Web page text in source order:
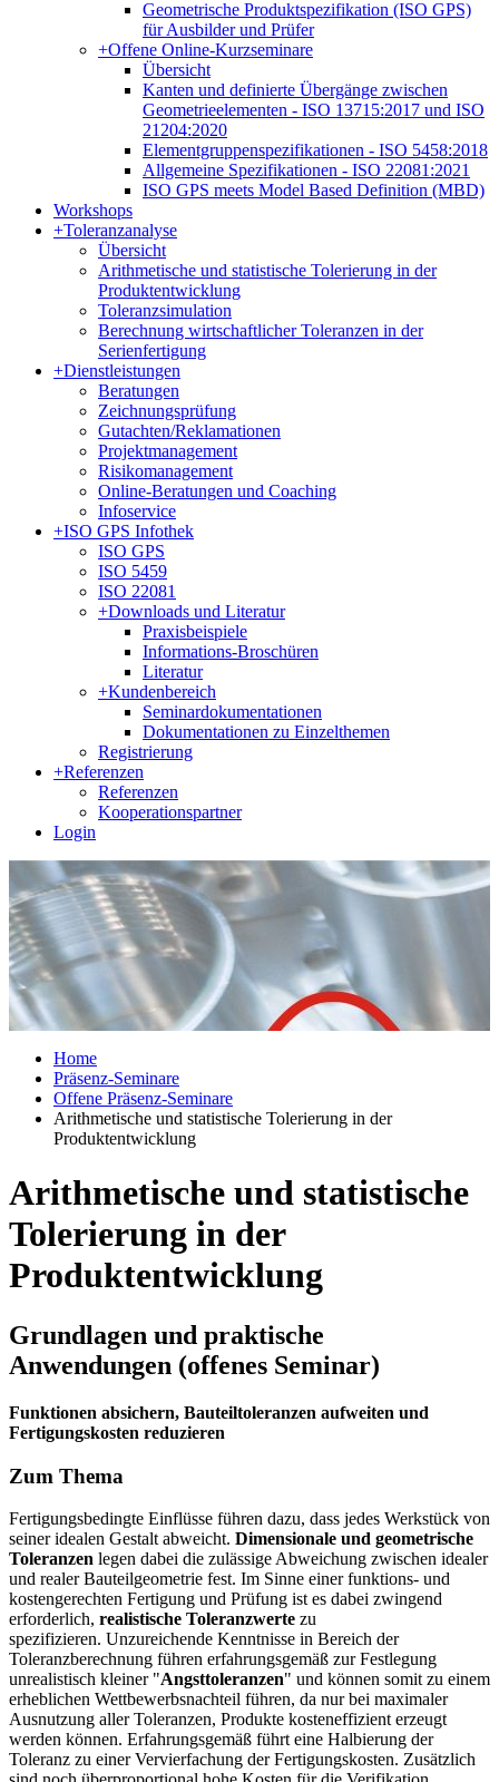
Geometrische Produktspezifikation (ISO GPS)
für Ausbilder und Prüfer
+Offene Online-Kurzseminare
Übersicht
Kanten und definierte Übergänge zwischen
Geometrieelementen - ISO 13715:2017 und ISO
21204:2020
Elementgruppenspezifikationen - ISO 5458:2018
Allgemeine Spezifikationen - ISO 22081:2021
ISO GPS meets Model Based Definition (MBD)
Workshops
+Toleranzanalyse
Übersicht
Arithmetische und statistische Tolerierung in der
Produktentwicklung
Toleranzsimulation
Berechnung wirtschaftlicher Toleranzen in der
Serienfertigung
+Dienstleistungen
Beratungen
Zeichnungsprüfung
Gutachten/Reklamationen
Projektmanagement
Risikomanagement
Online-Beratungen und Coaching
Infoservice
+ISO GPS Infothek
ISO GPS
ISO 5459
ISO 22081
+Downloads und Literatur
Praxisbeispiele
Informations-Broschüren
Literatur
+Kundenbereich
Seminardokumentationen
Dokumentationen zu Einzelthemen
Registrierung
+Referenzen
Referenzen
Kooperationspartner
Login
Home
Präsenz-Seminare
Offene Präsenz-Seminare
Arithmetische und statistische Tolerierung in der
Produktentwicklung
Arithmetische und statistische
Tolerierung in der
Produktentwicklung
Grundlagen und praktische
Anwendungen (offenes Seminar)
Funktionen absichern, Bauteiltoleranzen aufweiten und
Fertigungskosten reduzieren
Zum Thema
Fertigungsbedingte Einflüsse führen dazu, dass jedes Werkstück von
seiner idealen Gestalt abweicht. Dimensionale und geometrische
Toleranzen legen dabei die zulässige Abweichung zwischen idealer
und realer Bauteilgeometrie fest. Im Sinne einer funktions- und
kostengerechten Fertigung und Prüfung ist es dabei zwingend
erforderlich, realistische Toleranzwerte zu
spezifizieren. Unzureichende Kenntnisse in Bereich der
Toleranzberechnung führen erfahrungsgemäß zur Festlegung
unrealistisch kleiner "Angsttoleranzen" und können somit zu einem
erheblichen Wettbewerbsnachteil führen, da nur bei maximaler
Ausnutzung aller Toleranzen, Produkte kosteneffizient erzeugt
werden können. Erfahrungsgemäß führt eine Halbierung der
Toleranz zu einer Vervierfachung der Fertigungskosten. Zusätzlich